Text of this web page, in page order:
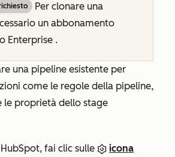
Per clonare una
un abbonamento
o Enterprise .
una pipeline esistente per
come le regole della pipeline,
le proprietà dello stage
fai clic sulle
icona